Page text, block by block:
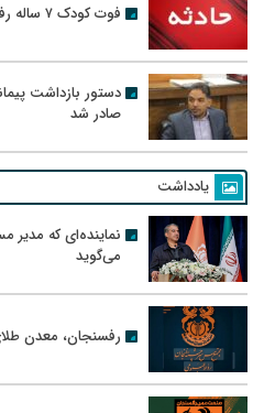
فوت کودک ۷ ساله رفسنجانی در سانحه رانندگی
دستور بازداشت
صادر شد
یادداشت
نماینده‌ای که مدیر
می‌گوید
رفسنجان، معدن